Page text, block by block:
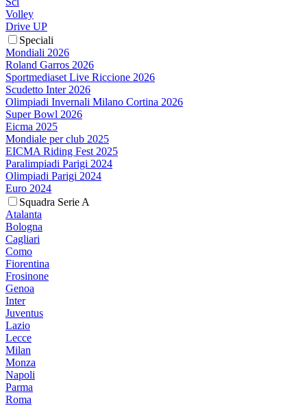
Volley
Drive UP
Speciali
Mondiali 2026
Roland Garros 2026
Sportmediaset Live Riccione 2026
Scudetto Inter 2026
Olimpiadi Invernali Milano Cortina 2026
Super Bowl 2026
Eicma 2025
Mondiale per club 2025
EICMA Riding Fest 2025
Paralimpiadi Parigi 2024
Olimpiadi Parigi 2024
Euro 2024
Squadra Serie A
Atalanta
Bologna
Cagliari
Como
Fiorentina
Frosinone
Genoa
Inter
Juventus
Lazio
Lecce
Milan
Monza
Napoli
Parma
Roma